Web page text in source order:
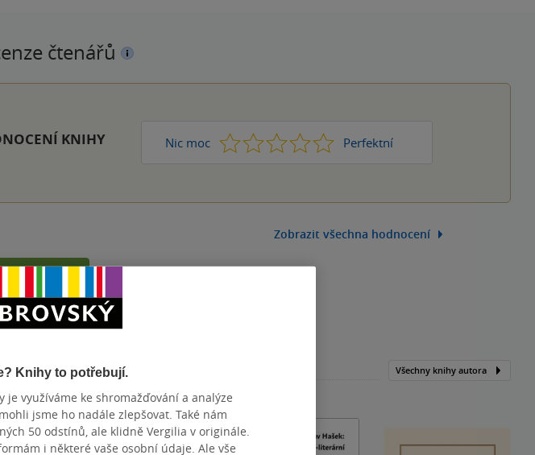
čtenářů
KNIHY Nic moc 1 2 3 4 Perfektní
5
Zobrazit všechna hodnocení
Všechny knihy autora
Knihy to potřebují.
využíváme ke shromažďování a analýze
jsme ho nadále zlepšovat. Také nám
50 odstínů, ale klidně Vergilia v originále.
i některé vaše osobní údaje. Ale vše